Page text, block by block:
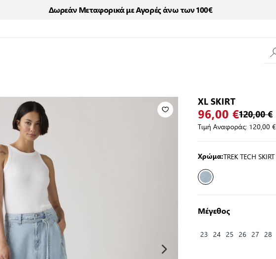
Δωρεάν Μεταφορικά με Αγορές άνω των 100€
XL SKIRT
96,00 €120,00 €
Τιμή Αναφοράς: 120,00 €
Χρώμα:TREK TECH SKIRT
Μέγεθος
23 24 25 26 27 28